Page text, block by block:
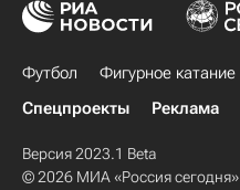
Футбол Фигурное катание
Спецпроекты
Реклама
Версия 2023.1 Beta
© 2026 МИА «Россия сегодня»